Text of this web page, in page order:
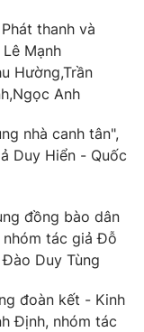
thanh và
Mạnh
Hường,Trần
Anh
nhà canh tân",
Duy Hiển - Quốc
đồng bào dân
nhóm tác giả Đỗ
Đào Duy Tùng
đoàn kết - Kinh
Định, nhóm tác